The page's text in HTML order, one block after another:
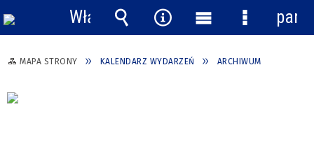
MAPA STRONY KALENDARZ WYDARZEŃ ARCHIWUM
Włącz
powiadomienia
Wyszukiwarka
Narzędzia
Menu
główne
Menu
panel